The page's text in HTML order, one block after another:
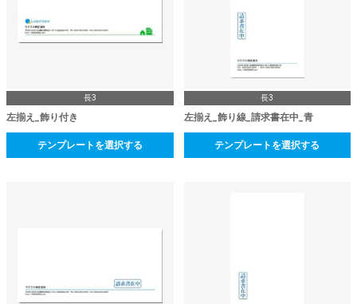
長3
左揃え_飾り付き
テンプレートを選択する
長3
左揃え_飾り線_請求書在中_青
テンプレートを選択する